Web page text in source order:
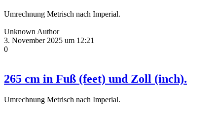
Umrechnung Metrisch nach Imperial.
Unknown Author
3. November 2025 um 12:21
0
265 cm in Fuß (feet) und Zoll (inch).
Umrechnung Metrisch nach Imperial.